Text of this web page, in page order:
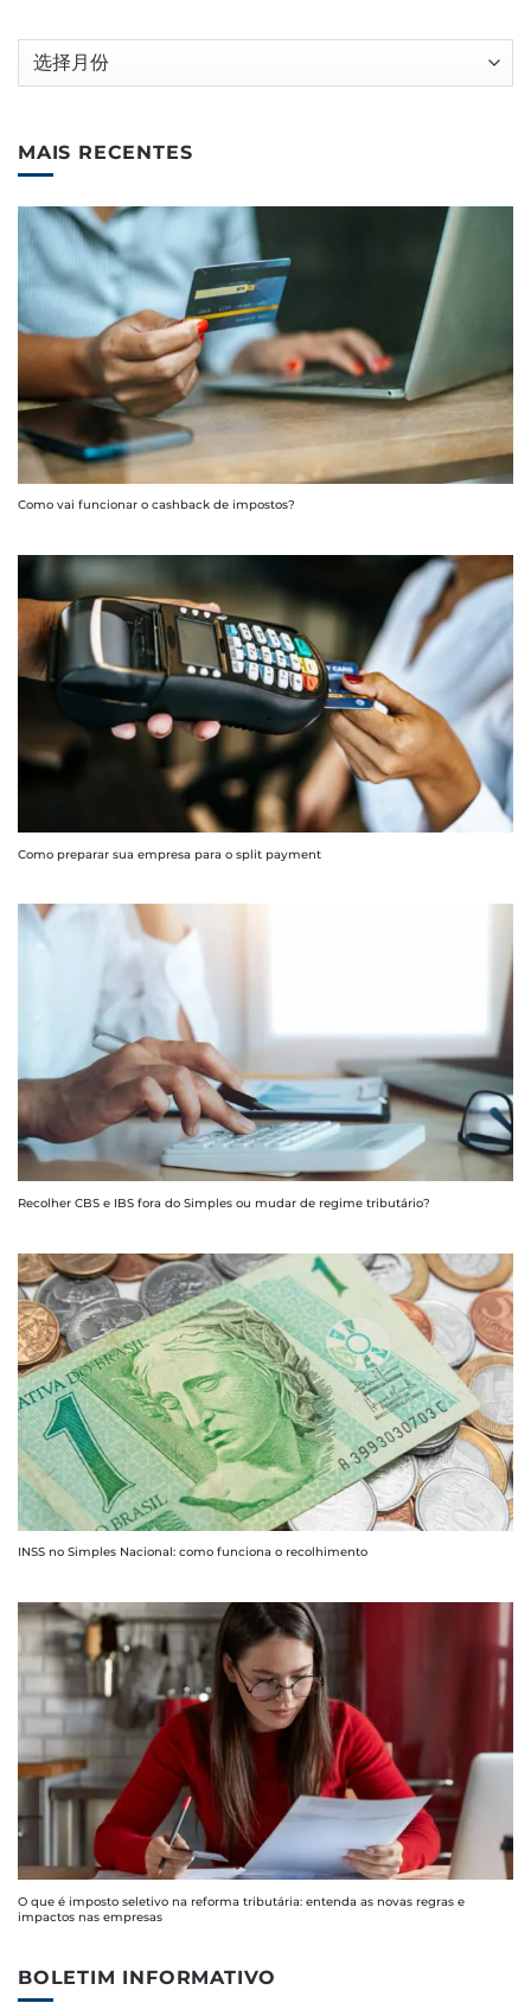
MAIS RECENTES
Como vai funcionar o cashback de impostos?
Como preparar sua empresa para o split payment
Recolher CBS e IBS fora do Simples ou mudar de regime tributário?
INSS no Simples Nacional: como funciona o recolhimento
O que é imposto seletivo na reforma tributária: entenda as novas regras e
impactos nas empresas
BOLETIM INFORMATIVO